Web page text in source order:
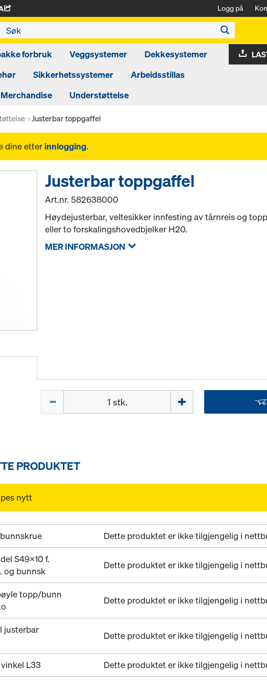
Logg på
forbruk Veggsystemer
Dekkesystemer
Sikkerhetssystemer
Arbeidsstillas
Understøttelse
Justerbar toppgaffel
dine etter innlogging.
Justerbar toppgaffel
Art.nr.582638000
Høydejusterbar, veltesikker innfesting av tårnreis og
eller to forskalingshovedbjelker H20.
MER INFORMASJON
PRODUKTET
nytt
Dette produktet er ikke tilgjengelig i
S49x10 f.
og bunnsk
Dette produktet er ikke tilgjengelig i
topp/bunn
Dette produktet er ikke tilgjengelig i
justerbar
Dette produktet er ikke tilgjengelig i
L33 Dette produktet er ikke tilgjengelig i